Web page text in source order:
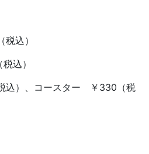
込）
込）
）、コースター ￥330（税